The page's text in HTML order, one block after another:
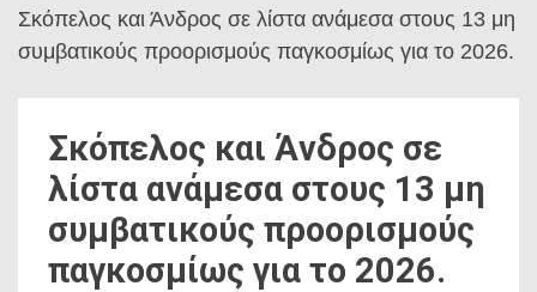
Σκόπελος και Άνδρος σε λίστα ανάμεσα στους 13 μη
συμβατικούς προορισμούς παγκοσμίως για το 2026.
Σκόπελος και Άνδρος σε
λίστα ανάμεσα στους 13 μη
συμβατικούς προορισμούς
παγκοσμίως για το 2026.